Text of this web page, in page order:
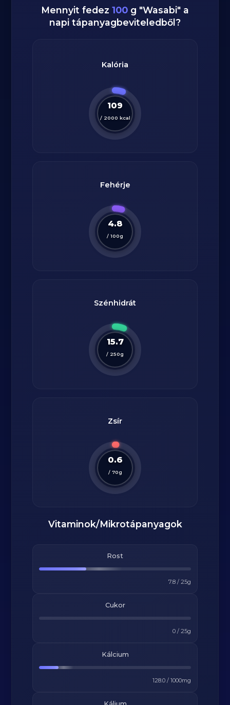
Mennyit fedez 100 g "Wasabi" a
napi tápanyagbeviteledből?
Kalória
109
/ 2000 kcal
Fehérje
4.8
/ 100g
Szénhidrát
15.7
/ 250g
Zsír
0.6
/ 70g
Vitaminok/Mikrotápanyagok
Rost
7.8/ 25g
Cukor
0/ 25g
Kálcium
128.0/ 1000mg